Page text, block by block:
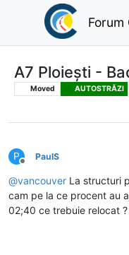
Forum
A7 Ploiești -
Moved AUTOSTRĂZI
P
Deconectat
PaulS
@vancouver La structuri
cam pe la ce procent au
02;40 ce trebuie relocat ?